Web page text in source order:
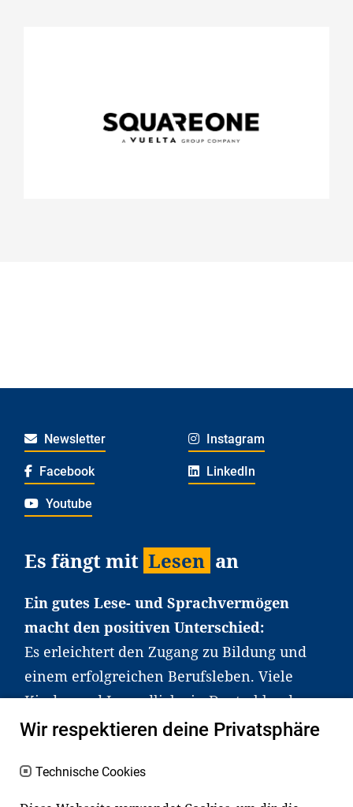
Newsletter Instagram
Facebook LinkedIn
Youtube
Es fängt mit Lesen an
Ein gutes Lese- und Sprachvermögen
macht den positiven Unterschied:
Es erleichtert den Zugang zu Bildung und
einem erfolgreichen Berufsleben. Viele
Kinder und Jugendliche in Deutschland
haben aber große Schwierigkeiten dabei.
an Familien sowie an Erzieher*innen,
Wir respektieren deine Privatsphäre
Technische Cookies